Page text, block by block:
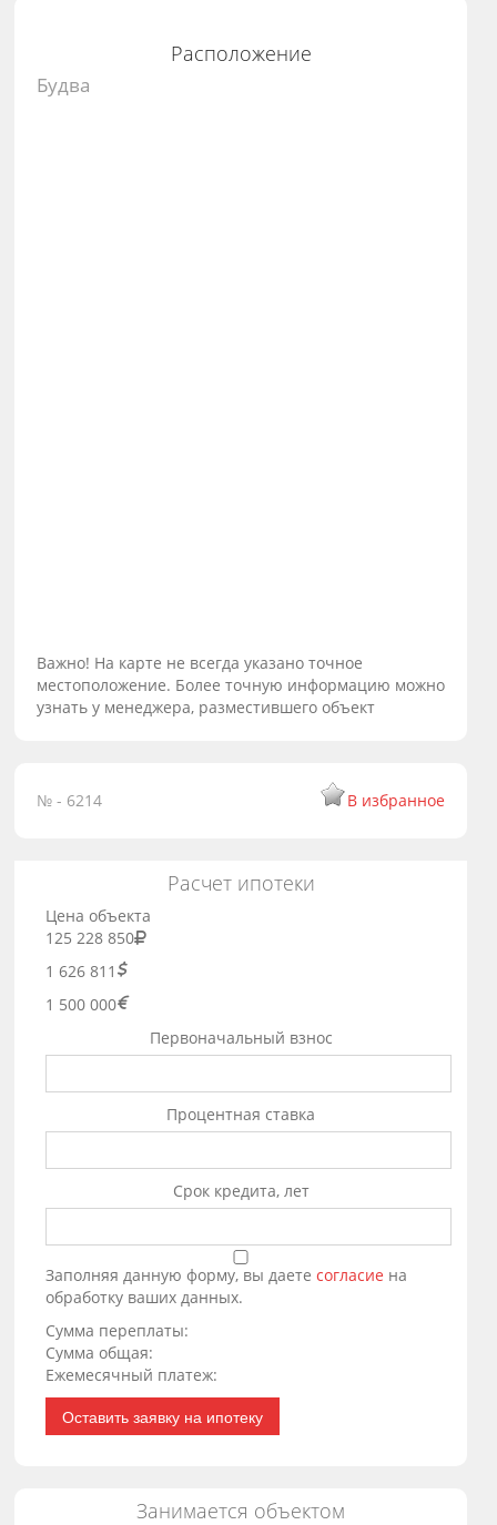
Расположение
Будва
Важно! На карте не всегда указано точное
местоположение. Более точную информацию можно
узнать у менеджера, разместившего объект
№ - 6214 В избранное
Расчет ипотеки
Цена объекта
125 228 850
1 626 811
1 500 000
Первоначальный взнос
Процентная ставка
Срок кредита, лет
Заполняя данную форму, вы даетесогласие на
обработку ваших данных.
Сумма переплаты:
Сумма общая:
Ежемесячный платеж:
Оставить заявку на ипотеку
Занимается объектом